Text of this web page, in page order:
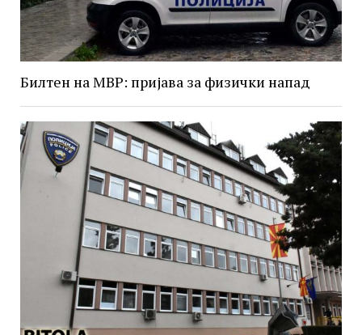
Билтен на МВР: пријава за физички напад